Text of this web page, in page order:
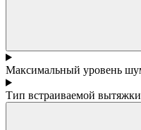
Максимальный уровень
Тип встраиваемой вытяжки